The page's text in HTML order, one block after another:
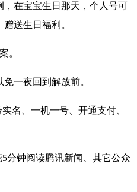
，在宝宝生日那天，个人号可
送生日福利。
。
一夜回到解放前。
、一机一号、开通支付、
钟阅读腾讯新闻、其它公众